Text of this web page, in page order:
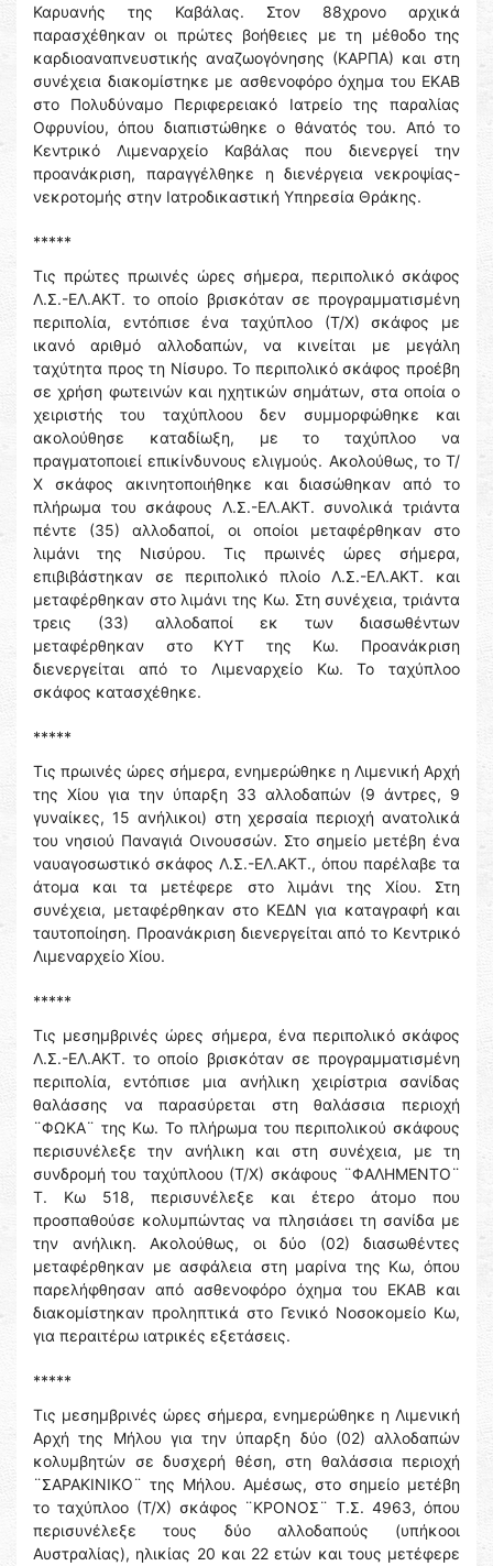
Καρυανής της Καβάλας. Στον 88χρονο αρχικά
παρασχέθηκαν οι πρώτες βοήθειες με τη μέθοδο της
καρδιοαναπνευστικής αναζωογόνησης (ΚΑΡΠΑ) και στη
συνέχεια διακομίστηκε με ασθενοφόρο όχημα του ΕΚΑΒ
στο Πολυδύναμο Περιφερειακό Ιατρείο της παραλίας
Οφρυνίου, όπου διαπιστώθηκε ο θάνατός του. Από το
Κεντρικό Λιμεναρχείο Καβάλας που διενεργεί την
προανάκριση, παραγγέλθηκε η διενέργεια νεκροψίας-
νεκροτομής στην Ιατροδικαστική Υπηρεσία Θράκης.
*****
Τις πρώτες πρωινές ώρες σήμερα, περιπολικό σκάφος
Λ.Σ.-ΕΛ.ΑΚΤ. το οποίο βρισκόταν σε προγραμματισμένη
περιπολία, εντόπισε ένα ταχύπλοο (Τ/Χ) σκάφος με
ικανό αριθμό αλλοδαπών, να κινείται με μεγάλη
ταχύτητα προς τη Νίσυρο. Το περιπολικό σκάφος προέβη
σε χρήση φωτεινών και ηχητικών σημάτων, στα οποία ο
χειριστής του ταχύπλοου δεν συμμορφώθηκε και
ακολούθησε καταδίωξη, με το ταχύπλοο να
πραγματοποιεί επικίνδυνους ελιγμούς. Ακολούθως, το Τ/
Χ σκάφος ακινητοποιήθηκε και διασώθηκαν από το
πλήρωμα του σκάφους Λ.Σ.-ΕΛ.ΑΚΤ. συνολικά τριάντα
πέντε (35) αλλοδαποί, οι οποίοι μεταφέρθηκαν στο
λιμάνι της Νισύρου. Τις πρωινές ώρες σήμερα,
επιβιβάστηκαν σε περιπολικό πλοίο Λ.Σ.-ΕΛ.ΑΚΤ. και
μεταφέρθηκαν στο λιμάνι της Κω. Στη συνέχεια, τριάντα
τρεις (33) αλλοδαποί εκ των διασωθέντων
μεταφέρθηκαν στο ΚΥΤ της Κω. Προανάκριση
διενεργείται από το Λιμεναρχείο Κω. Το ταχύπλοο
σκάφος κατασχέθηκε.
*****
Τις πρωινές ώρες σήμερα, ενημερώθηκε η Λιμενική Αρχή
της Χίου για την ύπαρξη 33 αλλοδαπών (9 άντρες, 9
γυναίκες, 15 ανήλικοι) στη χερσαία περιοχή ανατολικά
του νησιού Παναγιά Οινουσσών. Στο σημείο μετέβη ένα
ναυαγοσωστικό σκάφος Λ.Σ.-ΕΛ.ΑΚΤ., όπου παρέλαβε τα
άτομα και τα μετέφερε στο λιμάνι της Χίου. Στη
συνέχεια, μεταφέρθηκαν στο ΚΕΔΝ για καταγραφή και
ταυτοποίηση. Προανάκριση διενεργείται από το Κεντρικό
Λιμεναρχείο Χίου.
*****
Τις μεσημβρινές ώρες σήμερα, ένα περιπολικό σκάφος
Λ.Σ.-ΕΛ.ΑΚΤ. το οποίο βρισκόταν σε προγραμματισμένη
περιπολία, εντόπισε μια ανήλικη χειρίστρια σανίδας
θαλάσσης να παρασύρεται στη θαλάσσια περιοχή
¨ΦΩΚΑ¨ της Κω. Το πλήρωμα του περιπολικού σκάφους
περισυνέλεξε την ανήλικη και στη συνέχεια, με τη
συνδρομή του ταχύπλοου (Τ/Χ) σκάφους ¨ΦΑΛΗΜΕΝΤΟ¨
Τ. Κω 518, περισυνέλεξε και έτερο άτομο που
προσπαθούσε κολυμπώντας να πλησιάσει τη σανίδα με
την ανήλικη. Ακολούθως, οι δύο (02) διασωθέντες
μεταφέρθηκαν με ασφάλεια στη μαρίνα της Κω, όπου
παρελήφθησαν από ασθενοφόρο όχημα του ΕΚΑΒ και
διακομίστηκαν προληπτικά στο Γενικό Νοσοκομείο Κω,
για περαιτέρω ιατρικές εξετάσεις.
*****
Τις μεσημβρινές ώρες σήμερα, ενημερώθηκε η Λιμενική
Αρχή της Μήλου για την ύπαρξη δύο (02) αλλοδαπών
κολυμβητών σε δυσχερή θέση, στη θαλάσσια περιοχή
¨ΣΑΡΑΚΙΝΙΚΟ¨ της Μήλου. Αμέσως, στο σημείο μετέβη
το ταχύπλοο (Τ/Χ) σκάφος ¨ΚΡΟΝΟΣ¨ Τ.Σ. 4963, όπου
περισυνέλεξε τους δύο αλλοδαπούς (υπήκοοι
Αυστραλίας), ηλικίας 20 και 22 ετών και τους μετέφερε